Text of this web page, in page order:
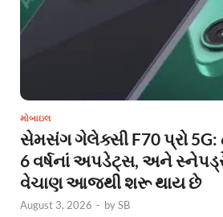
મોબાઇલ
સેમસંગ ગેલેક્સી F70 પ્રો 5G:
6 વર્ષનાં અપડેટ્સ, અને
વેચાણ આજથી શરૂ થાય છે
August 3, 2026 - bySB